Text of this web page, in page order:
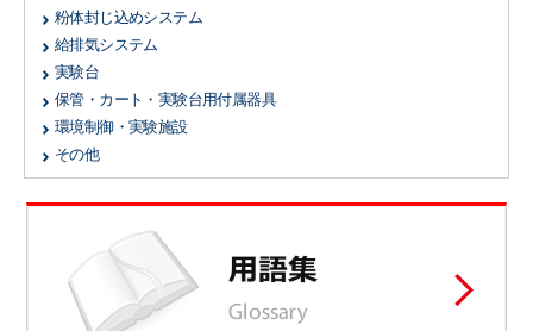
粉体封じ込めシステム
給排気システム
実験台
保管・カート・実験台用付属器具
環境制御・実験施設
その他